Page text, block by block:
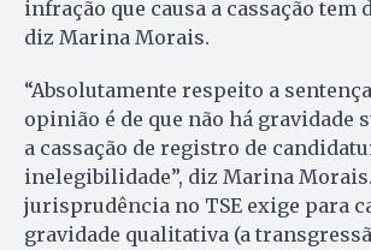
infração que causa a cassação tem
diz Marina Morais.
“Absolutamente respeito a
opinião é de que não há gravidade
a cassação de registro de
inelegibilidade”, diz Marina Morais.
jurisprudência no TSE exige para
gravidade qualitativa (a